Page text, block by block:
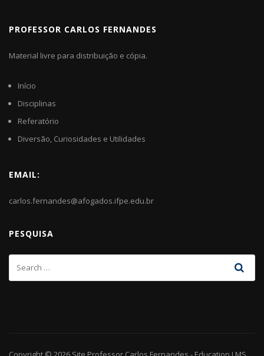
PROFESSOR CARLOS FERNANDES
Material livre para distribuição e cópia.
Início
Disciplinas
Referatório
Diversão, Curiosidades e Utilidades
EMAIL:
carlos.fernandes@afogados.ifpe.edu.br
PESQUISA